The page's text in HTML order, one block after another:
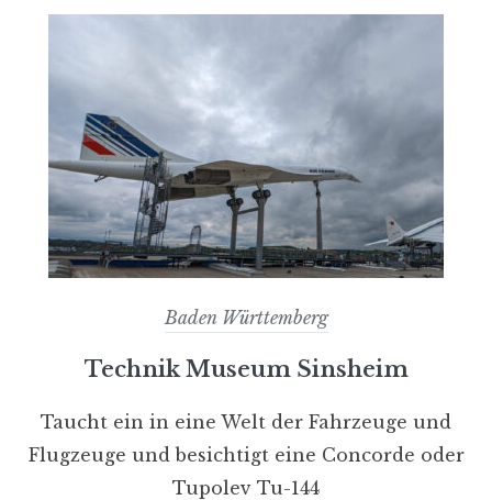
Baden Württemberg
Technik Museum Sinsheim
Taucht ein in eine Welt der Fahrzeuge und
Flugzeuge und besichtigt eine Concorde oder
Tupolev Tu-144